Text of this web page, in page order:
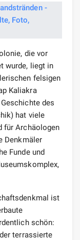
die vor
wurde, liegt in
felsigen
Kaliakra
des
hat viele
für Archäologen
Denkmäler
Funde und
ist
schön:
terrassierte